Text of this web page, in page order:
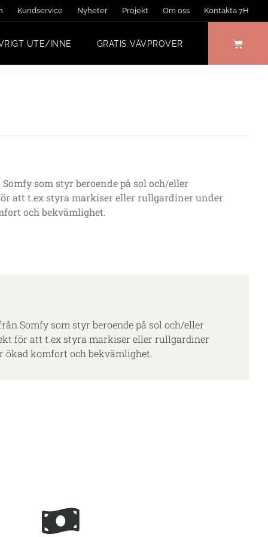
Kundservice Nyheter Projekt Om oss Kontakta 7H
UTE/INNE GRATIS VÄVPROVER
som styr beroende på sol och/eller
att t.ex styra markiser eller rullgardiner under
och bekvämlighet.
Somfy som styr beroende på sol och/eller
för att t.ex styra markiser eller rullgardiner
ökad komfort och bekvämlighet.